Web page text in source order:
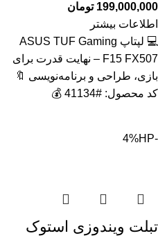
199,000,000 تومان
اطلاعات بیشتر
💻 لپتاپ ASUS TUF Gaming
F15 FX507 – نهایت قدرت برای
بازی، طراحی و برنامه‌نویسی 🔖
کد محصول: #41134 💰
-4%
HP
تبلت ویندوزی استوک